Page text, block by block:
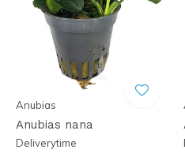
Anubias
Anubias nana
Deliverytime